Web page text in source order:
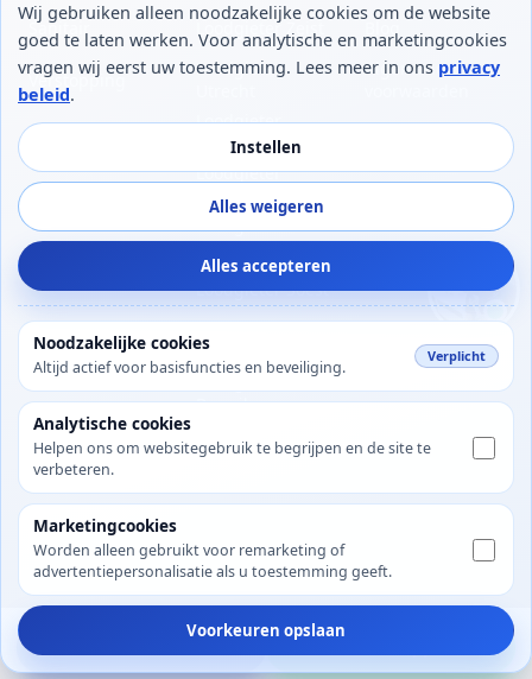
Sanitair
Verstopping
Loodgieter Zeist
Loodgieter
Loodgieter
Nieuwegein
Loodgieter
Houten
Loodgieter
Maarssen
Loodgieter Soest
Vianen
Bunnik
Algemene
© 2026 Mijn-Loodgieter.nl, KvK 88808432
Bilthoven, Utrecht, Nederland
Automatiseer-slim.nl
Wij gebruiken alleen noodzakelijke cookies om de website
goed te laten werken. Voor analytische en marketingcookies
vragen wij eerst uw toestemming. Lees meer in ons privacy
beleid.
Instellen
Alles weigeren
Alles accepteren
Noodzakelijke cookies
Altijd actief voor basisfuncties en beveiliging.
Verplicht
Analytische cookies
Helpen ons om websitegebruik te begrijpen en de site te
verbeteren.
Marketingcookies
Worden alleen gebruikt voor remarketing of
advertentiepersonalisatie als u toestemming geeft.
Voorkeuren opslaan